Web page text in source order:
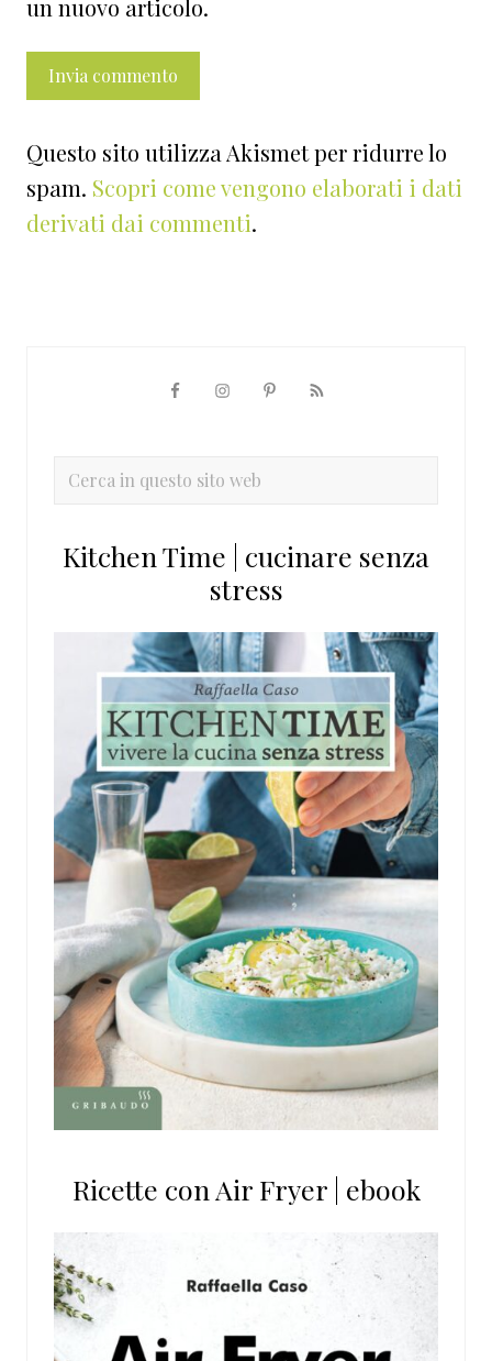
un nuovo articolo.
Questo sito utilizza Akismet per ridurre lo
spam. Scopri come vengono elaborati i dati
derivati dai commenti.
primaria
Cerca
sito
Kitchen Time | cucinare senza
stress
Ricette con Air Fryer | ebook